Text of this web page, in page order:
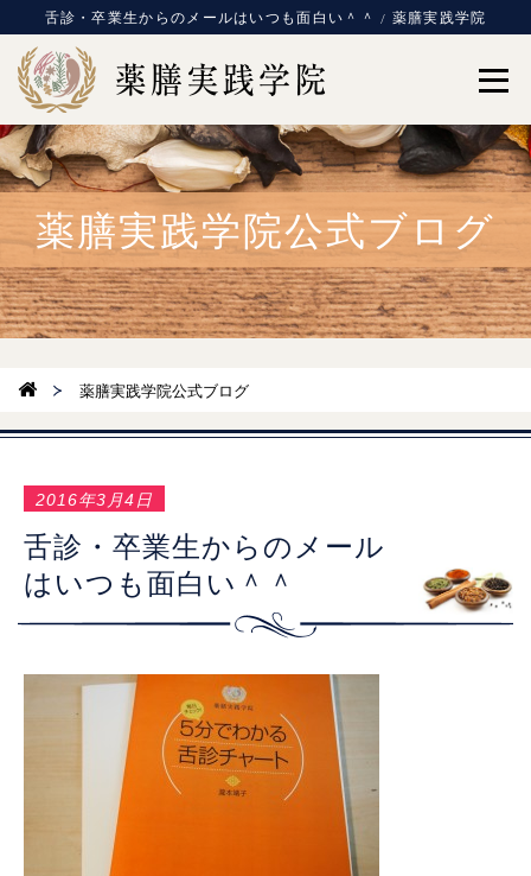
舌診・卒業生からのメールはいつも面白い＾＾ / 薬膳実践学院
薬膳実践学院公式ブログ
薬膳実践学院公式ブログ
2016年3月4日
舌診・卒業生からのメール
はいつも面白い＾＾